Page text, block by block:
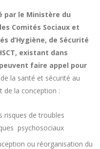
par le Ministère du
Comités Sociaux et
d’Hygiène, de Sécurité
existant dans
faire appel pour
la santé et sécurité au
de la conception :
risques de troubles
psychosociaux
ou réorganisation du